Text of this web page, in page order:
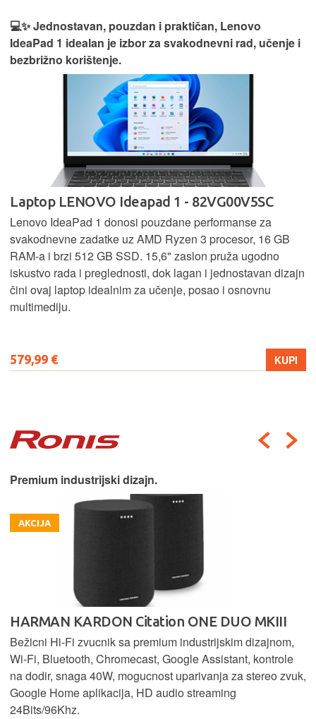
💻✨ Jednostavan, pouzdan i praktičan, Lenovo
IdeaPad 1 idealan je izbor za svakodnevni rad, učenje i
bezbrižno korištenje.
Laptop LENOVO Ideapad 1 - 82VG00V5SC
Lenovo IdeaPad 1 donosi pouzdane performanse za
svakodnevne zadatke uz AMD Ryzen 3 procesor, 16 GB
RAM-a i brzi 512 GB SSD. 15,6" zaslon pruža ugodno
iskustvo rada i preglednosti, dok lagan i jednostavan dizajn
čini ovaj laptop idealnim za učenje, posao i osnovnu
multimediju.
579,99 € KUPI
Premium industrijski dizajn.
AKCIJA
HARMAN KARDON Citation ONE DUO MKIII
Bežicni Hi-Fi zvucnik sa premium industrijskim dizajnom,
Wi-Fi, Bluetooth, Chromecast, Google Assistant, kontrole
na dodir, snaga 40W, mogucnost uparivanja za stereo zvuk,
Google Home aplikacija, HD audio streaming
24Bits/96Khz.